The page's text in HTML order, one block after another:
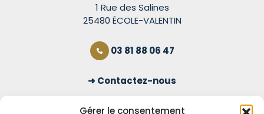
Gérer le consentement
1 Rue des Salines
25480 ÉCOLE-VALENTIN
03 81 88 06 47
Contactez-nous